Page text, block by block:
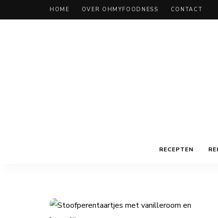
HOME OVER OHMYFOODNESS CONTACT
RECEPTEN